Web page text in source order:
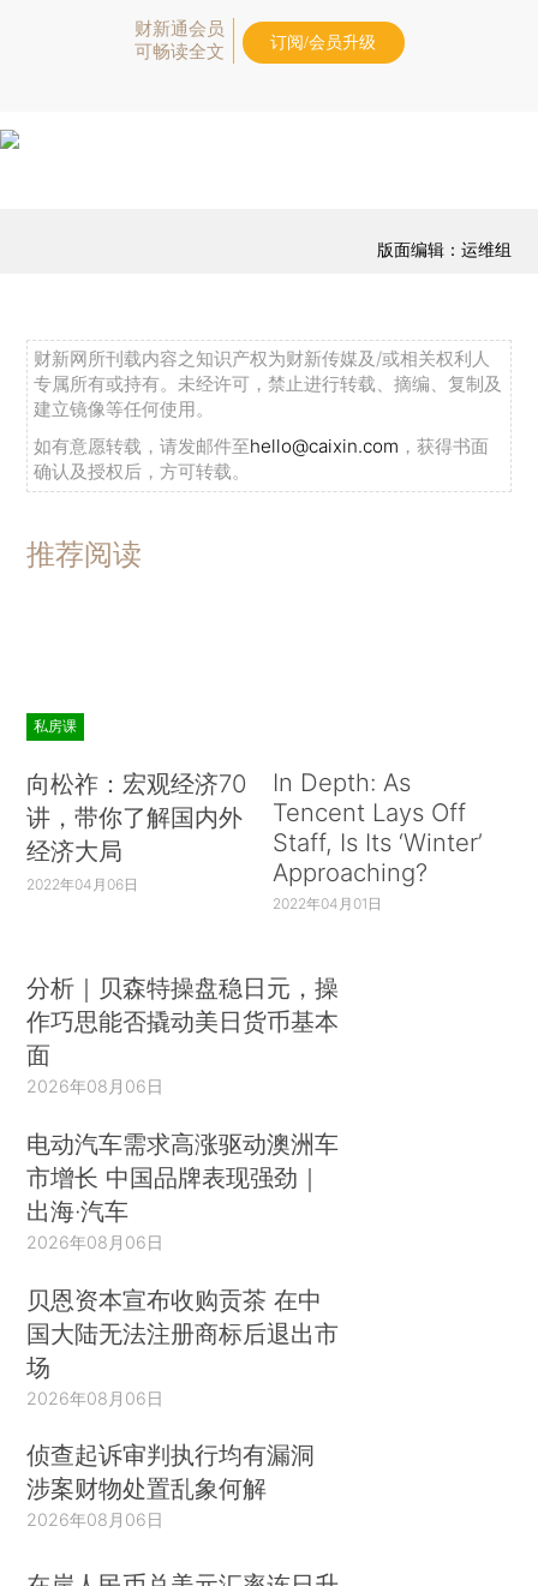
财新通会员
可畅读全文
订阅/会员升级
版面编辑：运维组
财新网所刊载内容之知识产权为财新传媒及/或相关权利人
专属所有或持有。未经许可，禁止进行转载、摘编、复制及
建立镜像等任何使用。
如有意愿转载，请发邮件至hello@caixin.com ，获得书面
确认及授权后，方可转载。
推荐阅读
私房课
向松祚：宏观经济70
讲，带你了解国内外
经济大局
2022年04月06日
In Depth: As
Tencent Lays Off
Staff, Is Its ‘Winter’
Approaching?
2022年04月01日
分析｜贝森特操盘稳日元，操
作巧思能否撬动美日货币基本
面
2026年08月06日
电动汽车需求高涨驱动澳洲车
市增长 中国品牌表现强劲｜
出海·汽车
2026年08月06日
贝恩资本宣布收购贡茶 在中
国大陆无法注册商标后退出市
场
2026年08月06日
侦查起诉审判执行均有漏洞
涉案财物处置乱象何解
2026年08月06日